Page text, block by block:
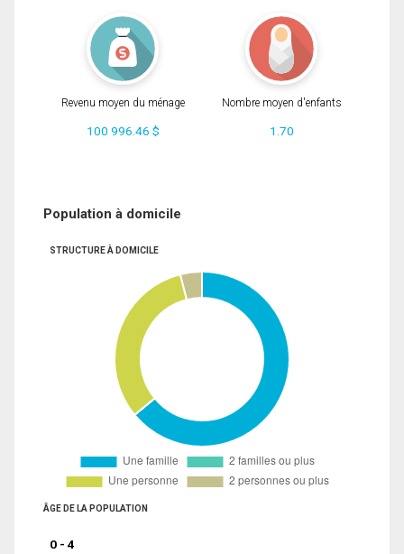
Revenu moyen du ménage
100 996.46 $
Nombre moyen d'enfants
1.70
Population à domicile
STRUCTURE À DOMICILE
ÂGE DE LA POPULATION
0 - 4